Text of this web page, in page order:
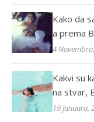
Kako da
a prema
4
Kakvi su
na stvar,
19 Januara,